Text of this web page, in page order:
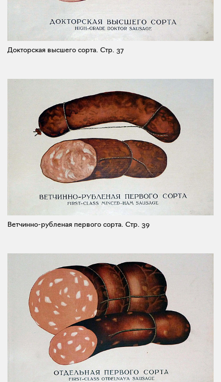
Докторская высшего сорта. Стр. 37
Ветчинно-рубленая первого сорта. Стр. 39